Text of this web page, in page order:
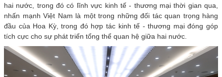
hai nước, trong đó có lĩnh vực kinh tế - thương mại thời gian qua,
nhấn mạnh Việt Nam là một trong những đối tác quan trọng hàng
đầu của Hoa Kỳ, trong đó hợp tác kinh tế - thương mại đóng góp
tích cực cho sự phát triển tổng thể quan hệ giữa hai nước.